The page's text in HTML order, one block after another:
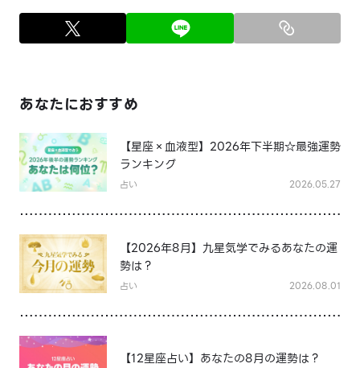
あなたにおすすめ
【星座×血液型】2026年下半期☆最強運勢
ランキング
占い 2026.05.27
【2026年8月】九星気学でみるあなたの運
勢は？
占い 2026.08.01
【12星座占い】あなたの8月の運勢は？